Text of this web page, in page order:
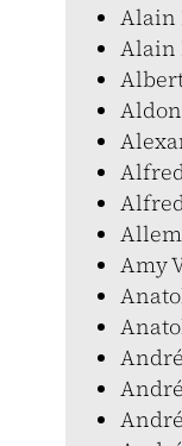
Alain
Alain
Amy